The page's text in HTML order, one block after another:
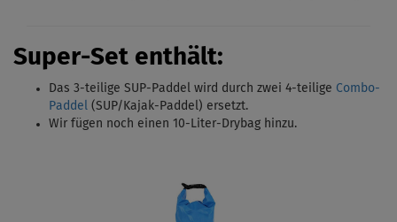
Super-Set enthält:
Das 3-teilige SUP-Paddel wird durch zwei 4-teilige Combo-
Paddel (SUP/Kajak-Paddel) ersetzt.
Wir fügen noch einen 10-Liter-Drybag hinzu.